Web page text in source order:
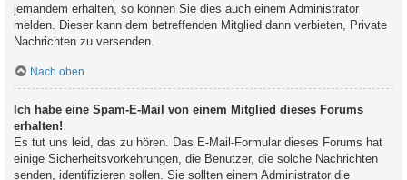
jemandem erhalten, so können Sie dies auch einem Administrator
melden. Dieser kann dem betreffenden Mitglied dann verbieten, Private
Nachrichten zu versenden.
Nach oben
Ich habe eine Spam-E-Mail von einem Mitglied dieses Forums
erhalten!
Es tut uns leid, das zu hören. Das E-Mail-Formular dieses Forums hat
einige Sicherheitsvorkehrungen, die Benutzer, die solche Nachrichten
senden, identifizieren sollen. Sie sollten einem Administrator die